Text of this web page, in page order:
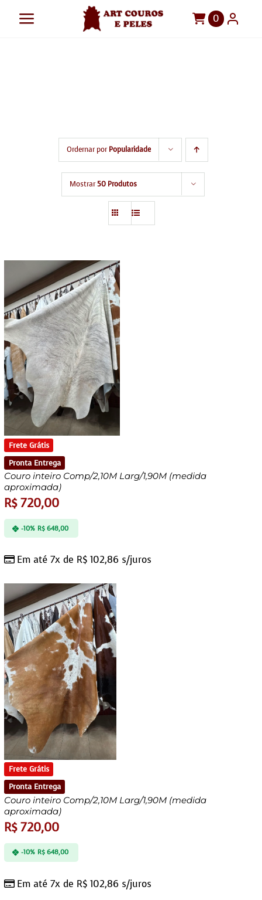
paraToggle
0
Ordernar por Popularidade
Mostrar50 Produtos
Frete Grátis
Pronta Entrega
Couro inteiro Comp/2,10M Larg/1,90M (medida
aproximada)
R$720,00
Em até 7x de R$ 102,86 s/juros
-10% R$648,00
Frete Grátis
Pronta Entrega
Couro inteiro Comp/2,10M Larg/1,90M (medida
aproximada)
R$720,00
Em até 7x de R$ 102,86 s/juros
-10% R$648,00